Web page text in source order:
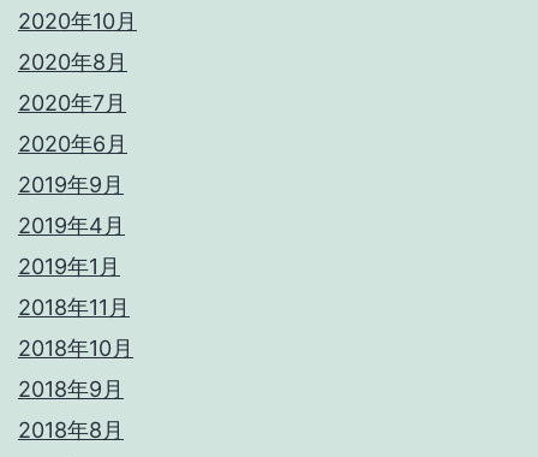
2020年10月
2020年8月
2020年7月
2020年6月
2019年9月
2019年4月
2019年1月
2018年11月
2018年10月
2018年9月
2018年8月